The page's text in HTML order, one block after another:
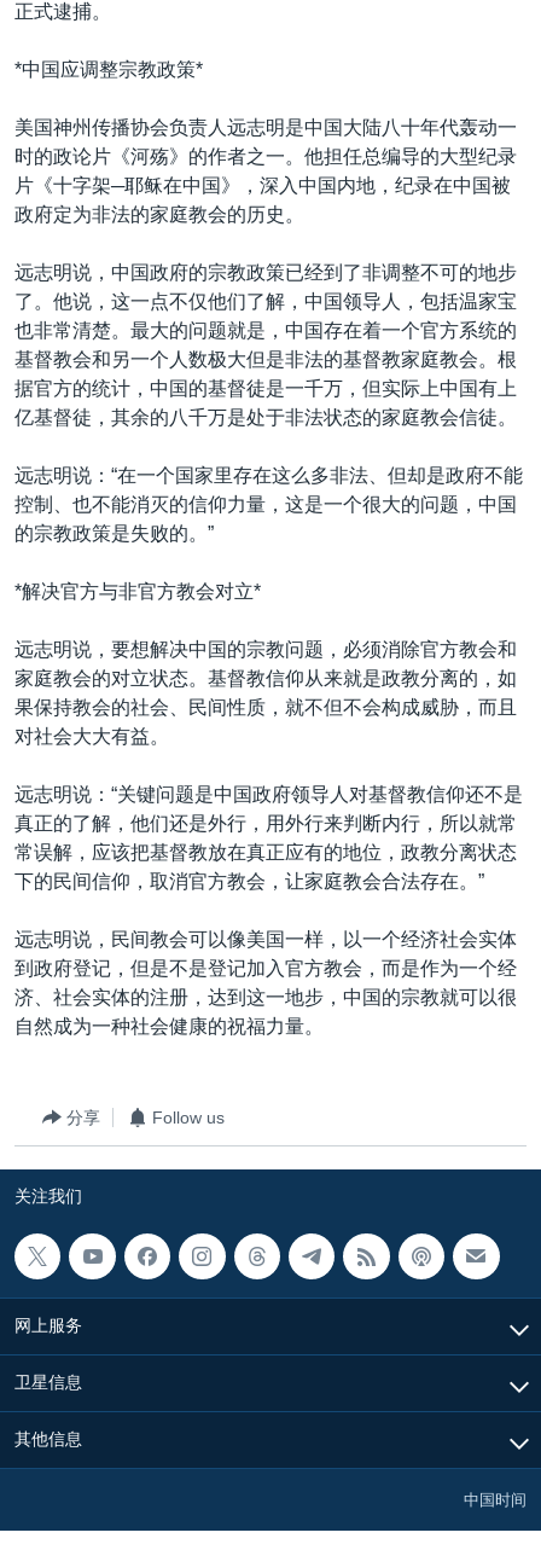
正式逮捕。
*中国应调整宗教政策*
美国神州传播协会负责人远志明是中国大陆八十年代轰动一
时的政论片《河殇》的作者之一。他担任总编导的大型纪录
片《十字架─耶稣在中国》，深入中国内地，纪录在中国被
政府定为非法的家庭教会的历史。
远志明说，中国政府的宗教政策已经到了非调整不可的地步
了。他说，这一点不仅他们了解，中国领导人，包括温家宝
也非常清楚。最大的问题就是，中国存在着一个官方系统的
基督教会和另一个人数极大但是非法的基督教家庭教会。根
据官方的统计，中国的基督徒是一千万，但实际上中国有上
亿基督徒，其余的八千万是处于非法状态的家庭教会信徒。
远志明说：“在一个国家里存在这么多非法、但却是政府不能
控制、也不能消灭的信仰力量，这是一个很大的问题，中国
的宗教政策是失败的。”
*解决官方与非官方教会对立*
远志明说，要想解决中国的宗教问题，必须消除官方教会和
家庭教会的对立状态。基督教信仰从来就是政教分离的，如
果保持教会的社会、民间性质，就不但不会构成威胁，而且
对社会大大有益。
远志明说：“关键问题是中国政府领导人对基督教信仰还不是
真正的了解，他们还是外行，用外行来判断内行，所以就常
常误解，应该把基督教放在真正应有的地位，政教分离状态
下的民间信仰，取消官方教会，让家庭教会合法存在。”
远志明说，民间教会可以像美国一样，以一个经济社会实体
到政府登记，但是不是登记加入官方教会，而是作为一个经
济、社会实体的注册，达到这一地步，中国的宗教就可以很
自然成为一种社会健康的祝福力量。
分享 Follow us
关注我们
网上服务
卫星信息
其他信息
中国时间